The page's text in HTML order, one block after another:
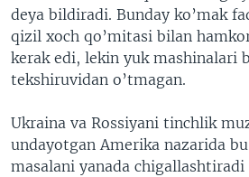
deya bildiradi. Bunday ko’mak
qizil xoch qo’mitasi bilan
kerak edi, lekin yuk mashinalari
tekshiruvidan o’tmagan.
Ukraina va Rossiyani tinchlik
undayotgan Amerika nazarida
masalani yanada chigallashtiradi